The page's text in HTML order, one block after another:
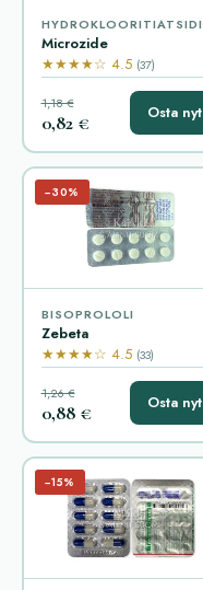
HYDROKLOORITIATSIDI
Microzide
★★★★☆ 4.5 (37)
1,18 €
0,82 € Osta nyt
−30%
BISOPROLOLI
Zebeta
★★★★☆ 4.5 (33)
1,26 €
0,88 € Osta nyt
−15%